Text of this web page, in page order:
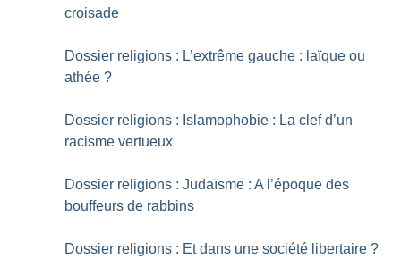
croisade
Dossier religions : L’extrême gauche : laïque ou
athée ?
Dossier religions : Islamophobie : La clef d’un
racisme vertueux
Dossier religions : Judaïsme : A l’époque des
bouffeurs de rabbins
Dossier religions : Et dans une société libertaire ?